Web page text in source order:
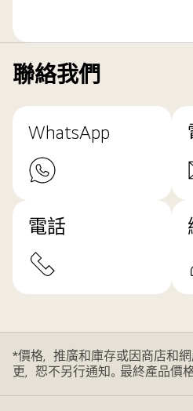
聯絡我們
WhatsApp
電話
*價格，推廣和庫存或因商店和
更，恕不另行通知。最終產品價